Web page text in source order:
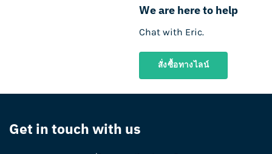
We are here to help
Chat with Eric.
สั่งซื้อทางไลน์
Get in touch with us